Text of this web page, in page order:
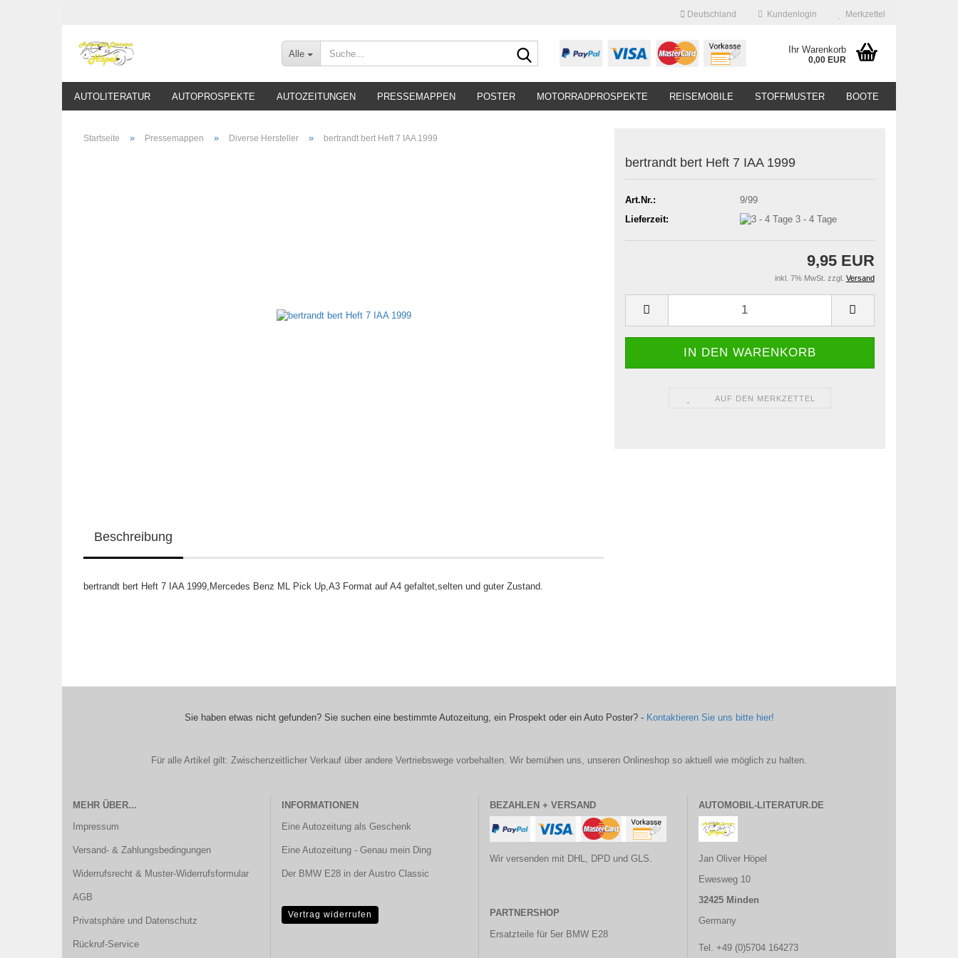
Deutschland Kundenlogin Merkzettel
Alle
Suche... Ihr Warenkorb
0,00 EUR
AUTOLITERATUR AUTOPROSPEKTE AUTOZEITUNGEN PRESSEMAPPEN POSTER MOTORRADPROSPEKTE REISEMOBILE STOFFMUSTER BOOTE
Startseite » Pressemappen » Diverse Hersteller » bertrandt bert Heft 7 IAA 1999
bertrandt bert Heft 7 IAA 1999
Art.Nr.:
9/99
Lieferzeit:
3 - 4 Tage
9,95 EUR
inkl. 7% MwSt. zzgl. Versand
AUF DEN MERKZETTEL
Beschreibung
bertrandt bert Heft 7 IAA 1999,Mercedes Benz ML Pick Up,A3 Format auf A4 gefaltet,selten und guter Zustand.
Sie haben etwas nicht gefunden? Sie suchen eine bestimmte Autozeitung, ein Prospekt oder ein Auto Poster? - Kontaktieren Sie uns bitte hier!
Für alle Artikel gilt: Zwischenzeitlicher Verkauf über andere Vertriebswege vorbehalten. Wir bemühen uns, unseren Onlineshop so aktuell wie möglich zu halten.
MEHR ÜBER...
Impressum
Versand- & Zahlungsbedingungen
Widerrufsrecht & Muster-Widerrufsformular
AGB
Privatsphäre und Datenschutz
Rückruf-Service
INFORMATIONEN
Eine Autozeitung als Geschenk
Eine Autozeitung - Genau mein Ding
Der BMW E28 in der Austro Classic
Vertrag widerrufen
BEZAHLEN + VERSAND
Wir versenden mit DHL, DPD und GLS.
PARTNERSHOP
Ersatzteile für 5er BMW E28
AUTOMOBIL-LITERATUR.DE
Jan Oliver Höpel
Ewesweg 10
32425 Minden
Germany
Tel. +49 (0)5704 164273